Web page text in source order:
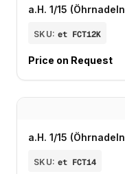
a.H. 1/15 (Öhrnadeln,
SKU: et FCT12K
Price on Request
a.H. 1/15 (Öhrnadeln,
SKU: et FCT14